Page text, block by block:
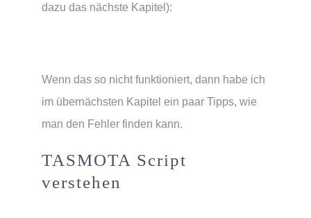
dazu das nächste Kapitel):
Wenn das so nicht funktioniert, dann habe ich
im übernächsten Kapitel ein paar Tipps, wie
man den Fehler finden kann.
TASMOTA Script
verstehen